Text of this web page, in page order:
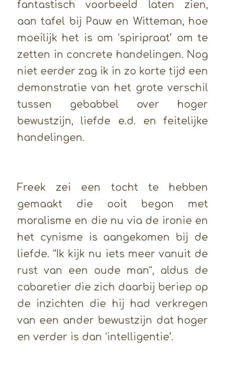
fantastisch voorbeeld laten zien,
aan tafel bij Pauw en Witteman, hoe
moeilijk het is om ‘spiripraat’ om te
zetten in concrete handelingen. Nog
niet eerder zag ik in zo korte tijd een
demonstratie van het grote verschil
tussen gebabbel over hoger
bewustzijn, liefde e.d. en feitelijke
handelingen.
Freek zei een tocht te hebben
gemaakt die ooit begon met
moralisme en die nu via de ironie en
het cynisme is aangekomen bij de
liefde. “Ik kijk nu iets meer vanuit de
rust van een oude man”, aldus de
cabaretier die zich daarbij beriep op
de inzichten die hij had verkregen
van een ander bewustzijn dat hoger
en verder is dan ‘intelligentie’.